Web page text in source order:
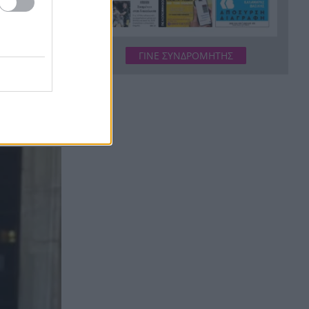
των
20:33
Δικαστικό μπλόκο στους
δασμούς Τραμπ:
δισεκατομμύρια δολάρια σε
επιχειρήσεις
ΓΙΝΕ ΣΥΝΔΡΟΜΗΤΗΣ